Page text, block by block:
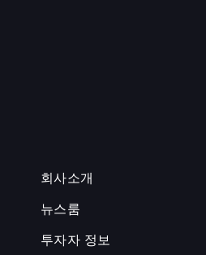
회사소개
뉴스룸
투자자 정보